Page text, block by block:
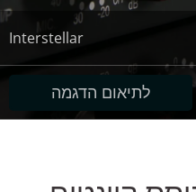
Interstellar
לתיאום הדגמה